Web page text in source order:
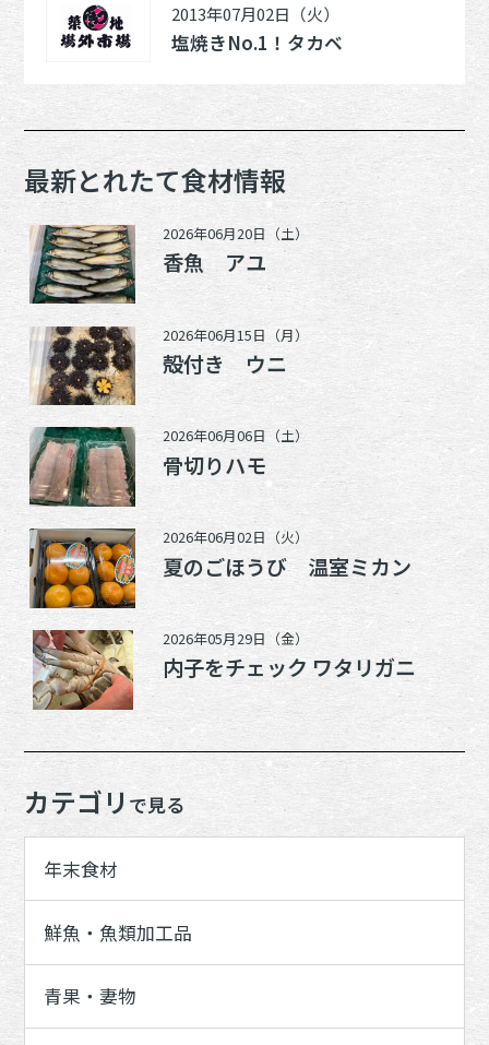
2013年07月02日（火）
塩焼きNo.1！タカベ
最新とれたて食材情報
2026年06月20日（土）
香魚 アユ
2026年06月15日（月）
殻付き ウニ
2026年06月06日（土）
骨切りハモ
2026年06月02日（火）
夏のごほうび 温室ミカン
2026年05月29日（金）
内子をチェック ワタリガニ
カテゴリ で見る
年末食材
鮮魚・魚類加工品
青果・妻物